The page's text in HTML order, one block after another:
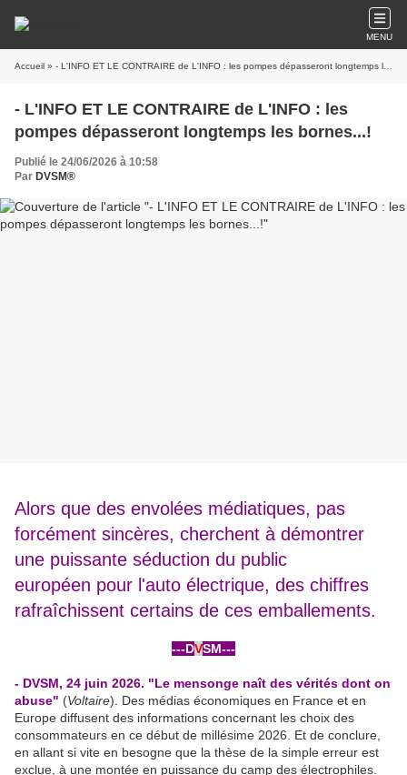
MENU
Accueil » - L'INFO ET LE CONTRAIRE de L'INFO : les pompes dépasseront longtemps les bornes...!
- L'INFO ET LE CONTRAIRE de L'INFO : les
pompes dépasseront longtemps les bornes...!
Publié le 24/06/2026 à 10:58
Par DVSM®
Alors que des envolées médiatiques, pas
forcément sincères, cherchent à démontrer
une puissante séduction du public
européen pour l'auto électrique, des chiffres
rafraîchissent certains de ces emballements.
---DVSM---
- DVSM, 24 juin 2026. "Le mensonge naît des vérités dont on
abuse" (Voltaire). Des médias économiques en France et en
Europe diffusent des informations concernant les choix des
consommateurs en ce début de millésime 2026. Et de conclure,
en allant si vite en besogne que la thèse de la simple erreur est
exclue, à une montée en puissance du camp des électrophiles.